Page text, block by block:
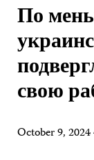
По
свою
October 9,